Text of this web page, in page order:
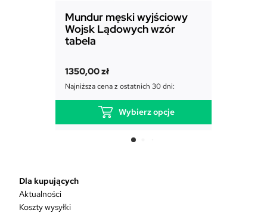
Mundur męski wyjściowy
Wojsk Lądowych wzór
tabela
1350,00zł
Najniższa cena z ostatnich 30 dni:
Wybierz opcje
e
Dla kupujących
Aktualności
Koszty wysyłki